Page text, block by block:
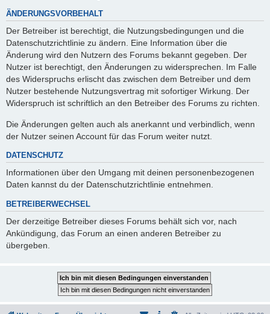
ÄNDERUNGSVORBEHALT
Der Betreiber ist berechtigt, die Nutzungsbedingungen und die
Datenschutzrichtlinie zu ändern. Eine Information über die
Änderung wird den Nutzern des Forums bekannt gegeben. Der
Nutzer ist berechtigt, den Änderungen zu widersprechen. Im Falle
des Widerspruchs erlischt das zwischen dem Betreiber und dem
Nutzer bestehende Nutzungsvertrag mit sofortiger Wirkung. Der
Widerspruch ist schriftlich an den Betreiber des Forums zu richten.
Die Änderungen gelten auch als anerkannt und verbindlich, wenn
der Nutzer seinen Account für das Forum weiter nutzt.
DATENSCHUTZ
Informationen über den Umgang mit deinen personenbezogenen
Daten kannst du der Datenschutzrichtlinie entnehmen.
BETREIBERWECHSEL
Der derzeitige Betreiber dieses Forums behält sich vor, nach
Ankündigung, das Forum an einen anderen Betreiber zu
übergeben.